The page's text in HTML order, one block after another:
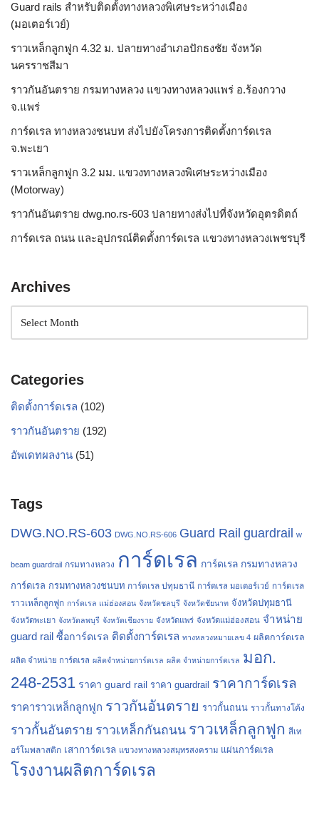
Guard rails สำหรับติดตั้งทางหลวงพิเศษระหว่างเมือง
(มอเตอร์เวย์)
ราวเหล็กลูกฟูก 4.32 ม. ปลายทางอำเภอปักธงชัย จังหวัด
นครราชสีมา
ราวกันอันตราย กรมทางหลวง แขวงทางหลวงแพร่ อ.ร้องกวาง
จ.แพร่
การ์ดเรล ทางหลวงชนบท ส่งไปยังโครงการติดตั้งการ์ดเรล
จ.พะเยา
ราวเหล็กลูกฟูก 3.2 มม. แขวงทางหลวงพิเศษระหว่างเมือง
(Motorway)
ราวกันอันตราย dwg.no.rs-603 ปลายทางส่งไปที่จังหวัดอุตรดิตถ์
การ์ดเรล ถนน และอุปกรณ์ติดตั้งการ์ดเรล แขวงทางหลวงเพชรบุรี
Archives
Categories
ติดตั้งการ์ดเรล (102)
ราวกันอันตราย (192)
อัพเดทผลงาน (51)
Tags
DWG.NO.RS-603 DWG.NO.RS-606 Guard Rail guardrail w
beam guardrail กรมทางหลวง การ์ดเรล การ์ดเรล กรมทางหลวง
การ์ดเรล กรมทางหลวงชนบท การ์ดเรล ปทุมธานี การ์ดเรล มอเตอร์เวย์ การ์ดเรล
ราวเหล็กลูกฟูก การ์ดเรล แม่ฮ่องสอน จังหวัดชลบุรี จังหวัดชัยนาท จังหวัดปทุมธานี
จังหวัดพะเยา จังหวัดลพบุรี จังหวัดเชียงราย จังหวัดแพร่ จังหวัดแม่ฮ่องสอน จำหน่าย
guard rail ซื้อการ์ดเรล ติดตั้งการ์ดเรล ทางหลวงหมายเลข 4 ผลิตการ์ดเรล
ผลิต จำหน่าย การ์ดเรล ผลิตจำหน่ายการ์ดเรล ผลิต จำหน่ายการ์ดเรล มอก.
248-2531 ราคา guard rail ราคา guardrail ราคาการ์ดเรล
ราคาราวเหล็กลูกฟูก ราวกันอันตราย ราวกั้นถนน ราวกั้นทางโค้ง
ราวกั้นอันตราย ราวเหล็กกันถนน ราวเหล็กลูกฟูก สีเท
อร์โมพลาสติก เสาการ์ดเรล แขวงทางหลวงสมุทรสงคราม แผ่นการ์ดเรล
โรงงานผลิตการ์ดเรล